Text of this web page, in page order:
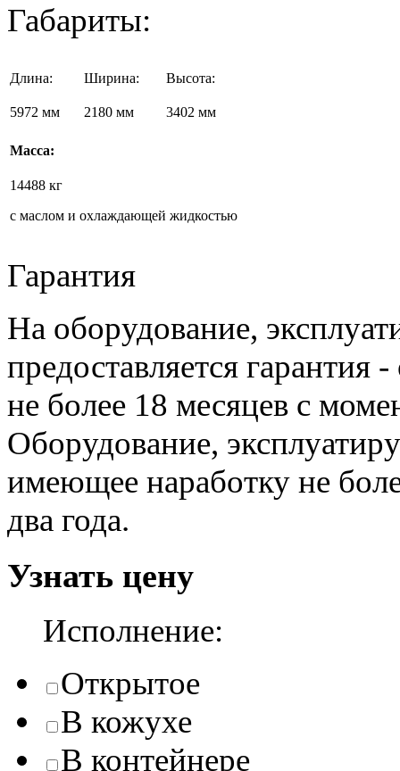
Габариты:
Длина: Ширина: Высота:
5972 мм 2180 мм 3402 мм
Масса:
14488 кг
с маслом и охлаждающей жидкостью
Гарантия
На оборудование,
предоставляется гарантия
не более 18 месяцев с
Оборудование,
имеющее наработку не
два года.
Узнать цену
Исполнение:
Открытое
В кожухе
В контейнере